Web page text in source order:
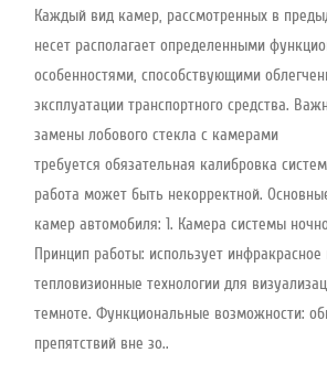
Каждый вид камер, рассмотренных в
несет располагает определенными
особенностями, способствующими
эксплуатации транспортного средства.
замены лобового стекла с камерами
требуется обязательная калибровка
работа может быть некорректной.
камер автомобиля: 1. Камера системы
Принцип работы: использует инфракрасное
тепловизионные технологии для
темноте. Функциональные возможности:
препятствий вне зо..